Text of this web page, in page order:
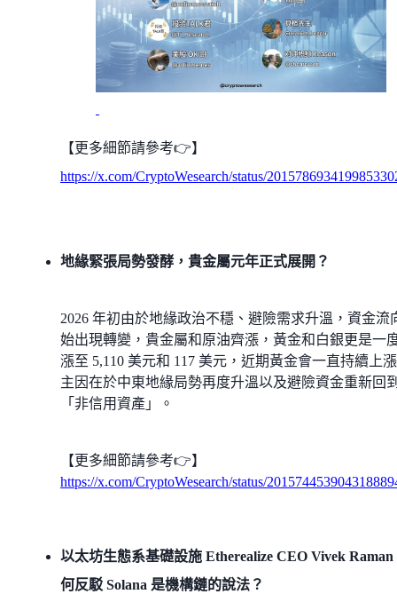
【更多細節請參考👉】
https://x.com/CryptoWesearch/status/
地緣緊張局勢發酵，貴金屬元年正式展開？
2026 年初由於地緣政治不穩、避險需求升溫，資金流
始出現轉變，貴金屬和原油齊漲，黃金和白銀更是一
漲至 5,110 美元和 117 美元，近期黃金會一直持續上
主因在於中東地緣局勢再度升溫以及避險資金重新回
「非信用資產」。
【更多細節請參考👉】
https://x.com/CryptoWesearch/status/
以太坊生態系基礎設施 Etherealize CEO Vivek Raman
何反駁 Solana 是機構鏈的說法？